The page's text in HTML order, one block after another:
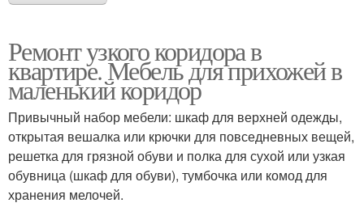
Ремонт узкого коридора в
квартире. Мебель для прихожей в
маленький коридор
Привычный набор мебели: шкаф для верхней одежды,
открытая вешалка или крючки для повседневных вещей,
решетка для грязной обуви и полка для сухой или узкая
обувница (шкаф для обуви), тумбочка или комод для
хранения мелочей.